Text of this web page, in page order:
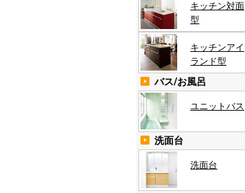
キッチン対面
型
キッチンアイ
ランド型
バス/お風呂
ユニットバス
洗面台
洗面台